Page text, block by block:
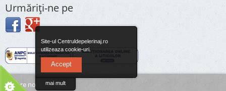
Site-ul Centruldepelerinaj.ro
utilizeaza cookie-uri.
Accept
mai mult
Urmăriţi-ne pe
Despre noi Contact